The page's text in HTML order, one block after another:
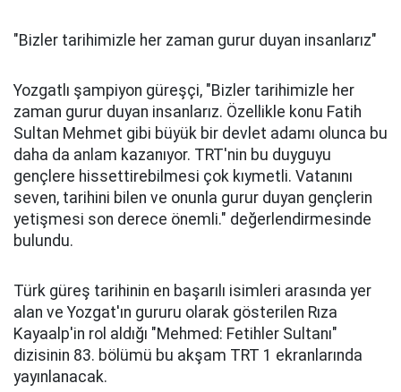
"Bizler tarihimizle her zaman gurur duyan insanlarız"
Yozgatlı şampiyon güreşçi, "Bizler tarihimizle her
zaman gurur duyan insanlarız. Özellikle konu Fatih
Sultan Mehmet gibi büyük bir devlet adamı olunca bu
daha da anlam kazanıyor. TRT'nin bu duyguyu
gençlere hissettirebilmesi çok kıymetli. Vatanını
seven, tarihini bilen ve onunla gurur duyan gençlerin
yetişmesi son derece önemli." değerlendirmesinde
bulundu.
Türk güreş tarihinin en başarılı isimleri arasında yer
alan ve Yozgat'ın gururu olarak gösterilen Rıza
Kayaalp'in rol aldığı "Mehmed: Fetihler Sultanı"
dizisinin 83. bölümü bu akşam TRT 1 ekranlarında
yayınlanacak.